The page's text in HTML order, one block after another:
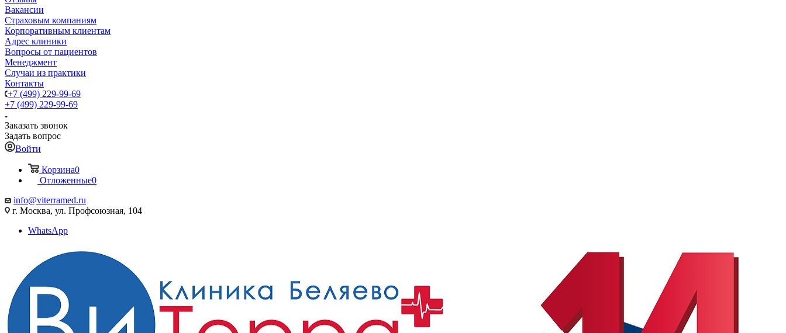
Вакансии
Страховым компаниям
Корпоративным клиентам
Адрес клиники
Вопросы от пациентов
Менеджмент
Случаи из практики
Контакты
+7 (499) 229-99-69
+7 (499) 229-99-69
Заказать звонок
Задать вопрос
Войти
Корзина0
Отложенные0
info@viterramed.ru
г. Москва, ул. Профсоюзная, 104
WhatsApp